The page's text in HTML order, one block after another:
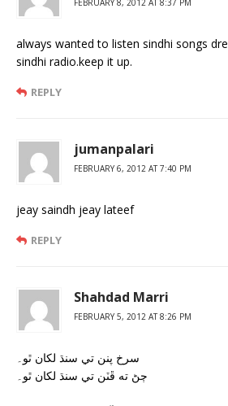
always wanted to listen sindhi songs
sindhi radio.keep it up.
REPLY
jumanpalari
FEBRUARY 6, 2012 AT 7:40 PM
jeay saindh jeay lateef
REPLY
Shahdad Marri
FEBRUARY 5, 2012 AT 8:26 PM
سرخ پنن تي سنڌ لکان ٿو۔
ڄڻ ته ڦٽن تي سنڌ لکان ٿو۔